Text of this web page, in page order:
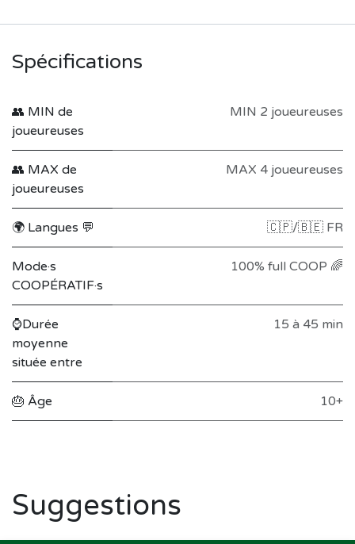
Spécifications
👥 MIN de
joueureuses
MIN 2 joueureuses
👥 MAX de
joueureuses
MAX 4 joueureuses
🌍 Langues 💬 🇨🇵/🇧🇪 FR
Mode·s
COOPÉRATIF·s
100% full COOP 🌈
⌚Durée
moyenne
située entre
15 à 45 min
🎂 Âge 10+
Suggestions